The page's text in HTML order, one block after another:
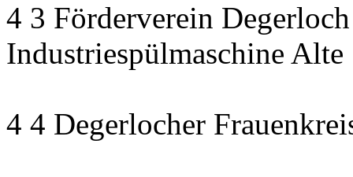
4 3 Förderverein
Industriespülmaschine Alte
4 4 Degerlocher